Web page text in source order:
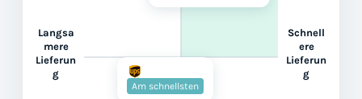
Langsa
mere
Lieferun
g
Schnell
ere
Lieferun
g
Am schnellsten